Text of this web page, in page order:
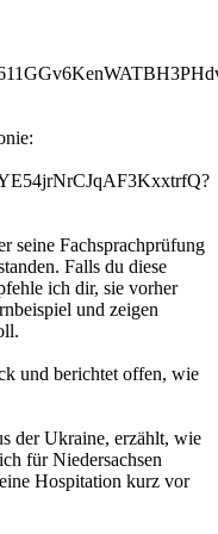
seine Fachsprachprüfung
Falls du diese
ich dir, sie vorher
und zeigen
und berichtet offen, wie
der Ukraine, erzählt, wie
für Niedersachsen
Hospitation kurz vor